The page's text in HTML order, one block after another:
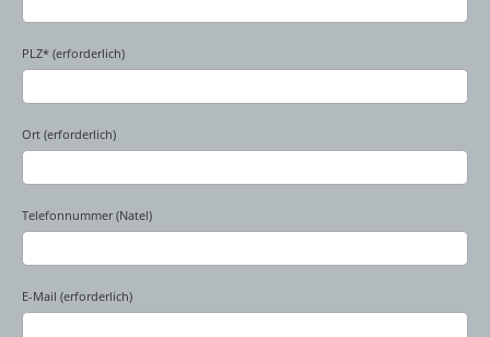
PLZ* (erforderlich)
Ort (erforderlich)
Telefonnummer (Natel)
E-Mail (erforderlich)